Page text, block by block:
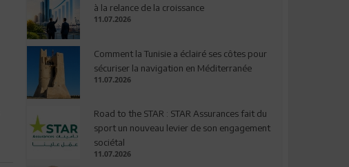
à la relance de la croissance
11.07.2026
Comment la Tunisie a éclairé ses côtes pour
sécuriser la navigation en Méditerranée
11.07.2026
Road to the STAR : STAR Assurances fait du
sport un nouveau levier de son engagement
sociétal
11.07.2026